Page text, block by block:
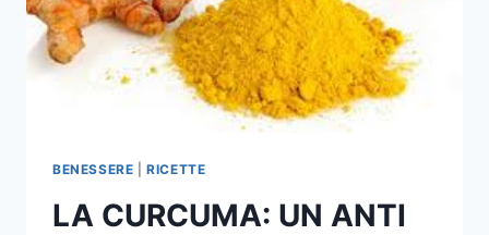
BENESSERE |RICETTE
LA CURCUMA: UN ANTI